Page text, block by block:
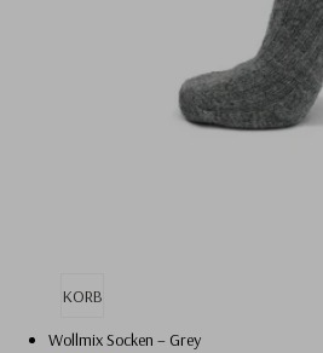
WARENKORB
Wollmix Socken – Grey